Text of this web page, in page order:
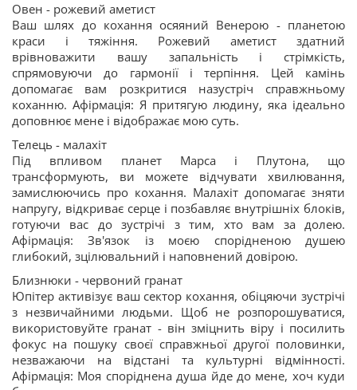
Овен - рожевий аметист
Ваш шлях до кохання осяяний Венерою - планетою
краси і тяжіння. Рожевий аметист здатний
врівноважити вашу запальність і стрімкість,
спрямовуючи до гармонії і терпіння. Цей камінь
допомагає вам розкритися назустріч справжньому
коханню. Афірмація: Я притягую людину, яка ідеально
доповнює мене і відображає мою суть.
Телець - малахіт
Під впливом планет Марса і Плутона, що
трансформують, ви можете відчувати хвилювання,
замислюючись про кохання. Малахіт допомагає зняти
напругу, відкриває серце і позбавляє внутрішніх блоків,
готуючи вас до зустрічі з тим, хто вам за долею.
Афірмація: Зв'язок із моєю спорідненою душею
глибокий, зцілювальний і наповнений довірою.
Близнюки - червоний гранат
Юпітер активізує ваш сектор кохання, обіцяючи зустрічі
з незвичайними людьми. Щоб не розпорошуватися,
використовуйте гранат - він зміцнить віру і посилить
фокус на пошуку своєї справжньої другої половинки,
незважаючи на відстані та культурні відмінності.
Афірмація: Моя споріднена душа йде до мене, хоч куди